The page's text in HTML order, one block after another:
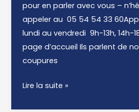
pour en parler avec vous –
appeler au 05 54 54 33
lundi au vendredi 9h-13h, 14h-
page d’accueil Ils parlent de
coupures
Merci
Lire la suite »